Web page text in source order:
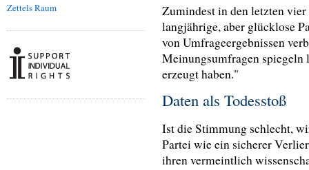
Zettels Raum
Zumindest in den letzten
langjährige, aber glücklose
von Umfrageergebnissen
Meinungsumfragen
erzeugt haben."
Daten als Todesstoß
Ist die Stimmung schlecht,
Partei wie ein sicherer
ihren vermeintlich